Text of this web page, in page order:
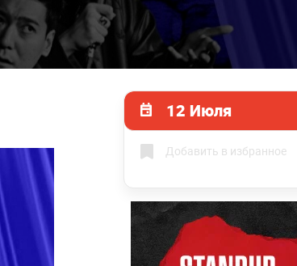
12 Июля
Добавить в избранное